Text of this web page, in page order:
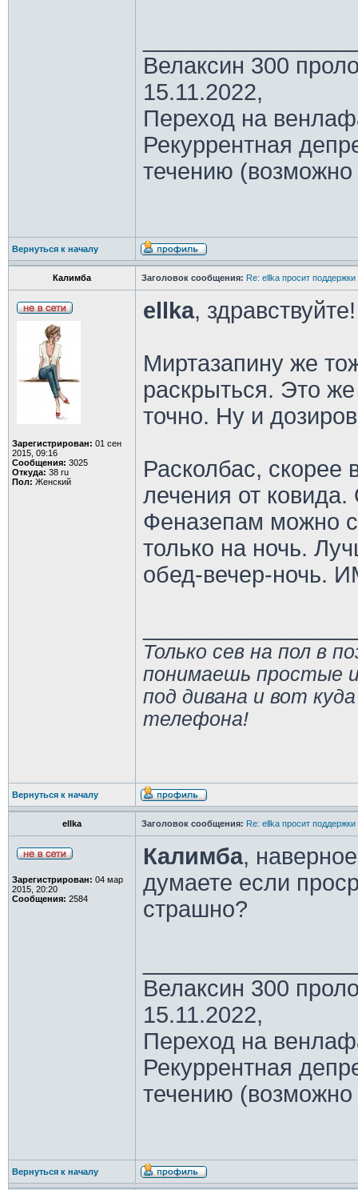
Велаксин 300
15.11.2022,
Переход на
Рекуррентная
течению
Вернуться к началу
Калимба Заголовок сообщения: Re: ellka просит поддержки
Зарегистрирован: 01 сен
2015, 09:16
Сообщения: 3025
Откуда: 38 ru
Пол: Женский
ellka, здравствуйте!
Миртазапину же
раскрыться. Это
точно. Ну и
Расколбас, скорее
лечения от
Феназепам можно
только на ночь.
обед-вечер-ночь.
Только сев на пол в
понимаешь простые
под дивана и вот
телефона!
Вернуться к началу
ellka Заголовок сообщения: Re: ellka просит поддержки
Зарегистрирован: 04 мар
2015, 20:20
Сообщения: 2584
Калимба,
думаете если
страшно?
Велаксин 300
15.11.2022,
Переход на
Рекуррентная
течению
Вернуться к началу